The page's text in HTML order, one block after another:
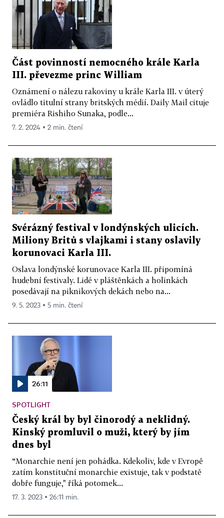
Část povinností nemocného krále Karla
III. převezme princ William
Oznámení o nálezu rakoviny u krále Karla III. v úterý
ovládlo titulní strany britských médií. Daily Mail cituje
premiéra Rishiho Sunaka, podle...
7. 2. 2024 ▪ 2 min. čtení
Svérázný festival v londýnských ulicích.
Miliony Britů s vlajkami i stany oslavily
korunovaci Karla III.
Oslava londýnské korunovace Karla III. připomíná
hudební festivaly. Lidé v pláštěnkách a holinkách
posedávají na piknikových dekách nebo na...
9. 5. 2023 ▪ 5 min. čtení
26:11
SPOTLIGHT
Český král by byl činorodý a neklidný.
Kinský promluvil o muži, který by jím
dnes byl
“Monarchie není jen pohádka. Kdekoliv, kde v Evropě
zatím konstituční monarchie existuje, tak v podstatě
dobře funguje," říká potomek...
17. 3. 2023 ▪ 26:11 min.